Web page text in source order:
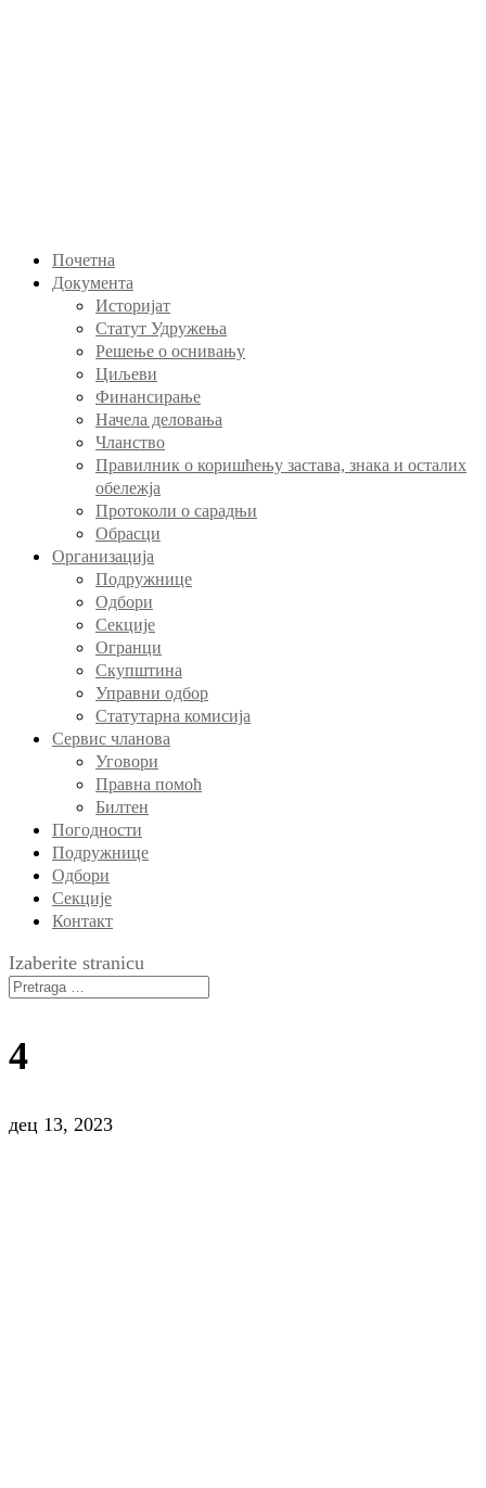
Почетна
Документа
Историјат
Статут Удружења
Решење о оснивању
Циљеви
Финансирање
Начела деловања
Чланство
Правилник о коришћењу застава, знака и осталих
обележја
Протоколи о сарадњи
Обрасци
Организација
Подружнице
Одбори
Секције
Огранци
Скупштина
Управни одбор
Статутарна комисија
Сервис чланова
Уговори
Правна помоћ
Билтен
Погодности
Подружнице
Одбори
Секције
Контакт
Izaberite stranicu
4
дец 13, 2023